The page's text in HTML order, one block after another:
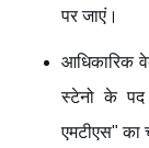
पर जाएं।
आधिकारिक
स्टेनो के पद
एमटीएस" का